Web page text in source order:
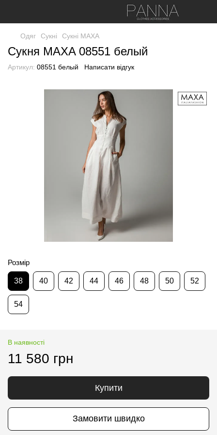
Одяг Сукні Сукні МАХА
Сукня MAXA 08551 белый
Артикул: 08551 белый Написати відгук
Розмір
38 40 42 44 46 48 50 52
54
В наявності
11 580 грн
Купити
Замовити швидко